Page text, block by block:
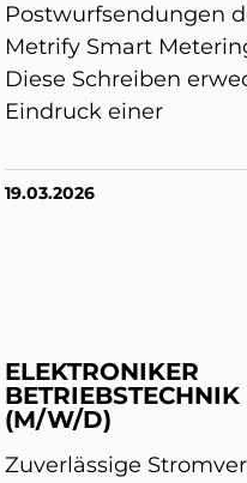
Postwurfsendungen
Metrify Smart
Diese Schreiben
Eindruck einer
19.03.2026
ELEKTRONIKER
BETRIEBSTECHNIK
(M/W/D)
Zuverlässige